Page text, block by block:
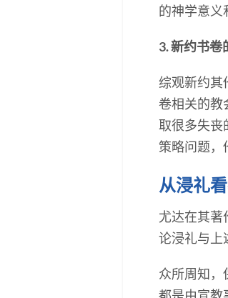
的神学意义
3. 新约书卷
综观新约其
卷相关的教
取很多失丧
策略问题，
从浸礼
尤达在其著
论浸礼与上
众所周知，
都是由宣教